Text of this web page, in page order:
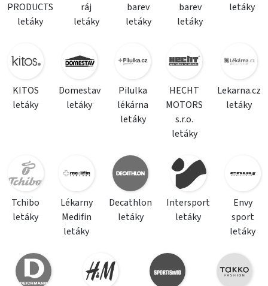
PRODUCTS
letáky
ráj
letáky
barev
letáky
barev
letáky
letáky
KITOS
letáky
Domestav
letáky
Pilulka
lékárna
letáky
HECHT
MOTORS
s.r.o.
letáky
Lekarna.cz
letáky
Tchibo
letáky
Lékarny
Medifin
letáky
Decathlon
letáky
Intersport
letáky
Envy
sport
letáky